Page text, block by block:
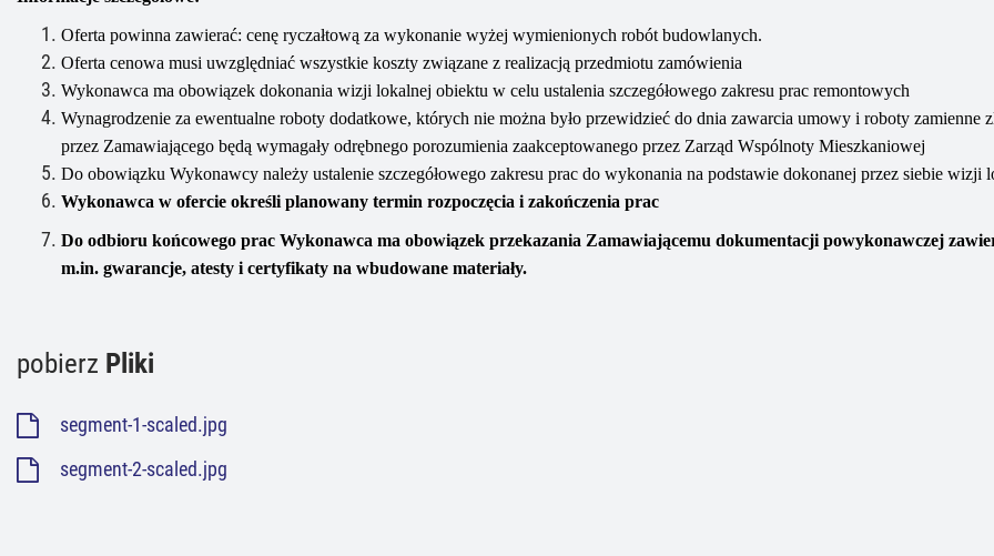
Oferta powinna zawierać: cenę ryczałtową za wykonanie wyżej wymienionych robót budowlanych.
Oferta cenowa musi uwzględniać wszystkie koszty związane z realizacją przedmiotu zamówienia
Wykonawca ma obowiązek dokonania wizji lokalnej obiektu w celu ustalenia szczegółowego zakresu prac remontowych
Wynagrodzenie za ewentualne roboty dodatkowe, których nie można było przewidzieć do dnia zawarcia umowy i roboty zamienne
przez Zamawiającego będą wymagały odrębnego porozumienia zaakceptowanego przez Zarząd Wspólnoty Mieszkaniowej
Do obowiązku Wykonawcy należy ustalenie szczegółowego zakresu prac do wykonania na podstawie dokonanej przez siebie wizji
Wykonawca w ofercie określi planowany termin rozpoczęcia i zakończenia prac
Do odbioru końcowego prac Wykonawca ma obowiązek przekazania Zamawiającemu dokumentacji powykonawczej
m.in. gwarancje, atesty i certyfikaty na wbudowane materiały.
pobierz Pliki
segment-1-scaled.jpg
segment-2-scaled.jpg